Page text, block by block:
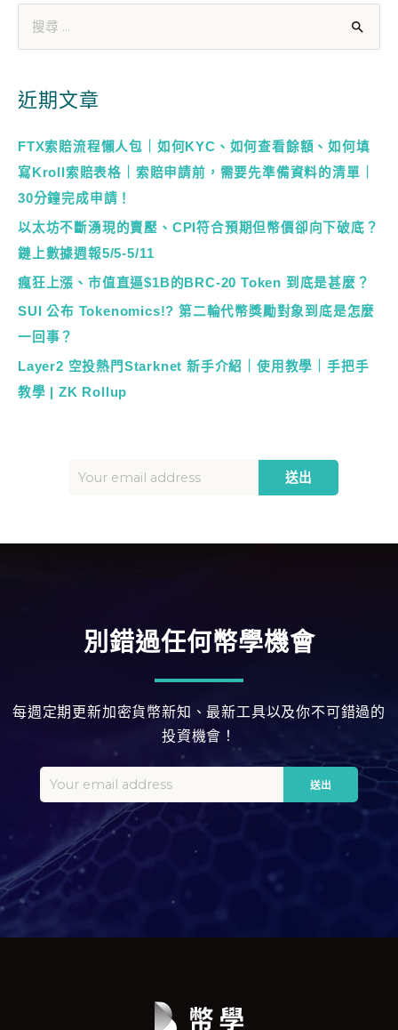
近期文章
FTX索賠流程懶人包｜如何KYC、如何查看餘額、如何填
寫Kroll索賠表格｜索賠申請前，需要先準備資料的清單｜
30分鐘完成申請！
以太坊不斷湧現的賣壓、CPI符合預期但幣價卻向下破底？
鏈上數據週報5/5-5/11
瘋狂上漲、市值直逼$1B的BRC-20 Token 到底是甚麼？
SUI 公布 Tokenomics!? 第二輪代幣獎勵對象到底是怎麼
一回事？
Layer2 空投熱門Starknet 新手介紹｜使用教學｜手把手
教學 | ZK Rollup
別錯過任何幣學機會
每週定期更新加密貨幣新知、最新工具以及你不可錯過的
投資機會！